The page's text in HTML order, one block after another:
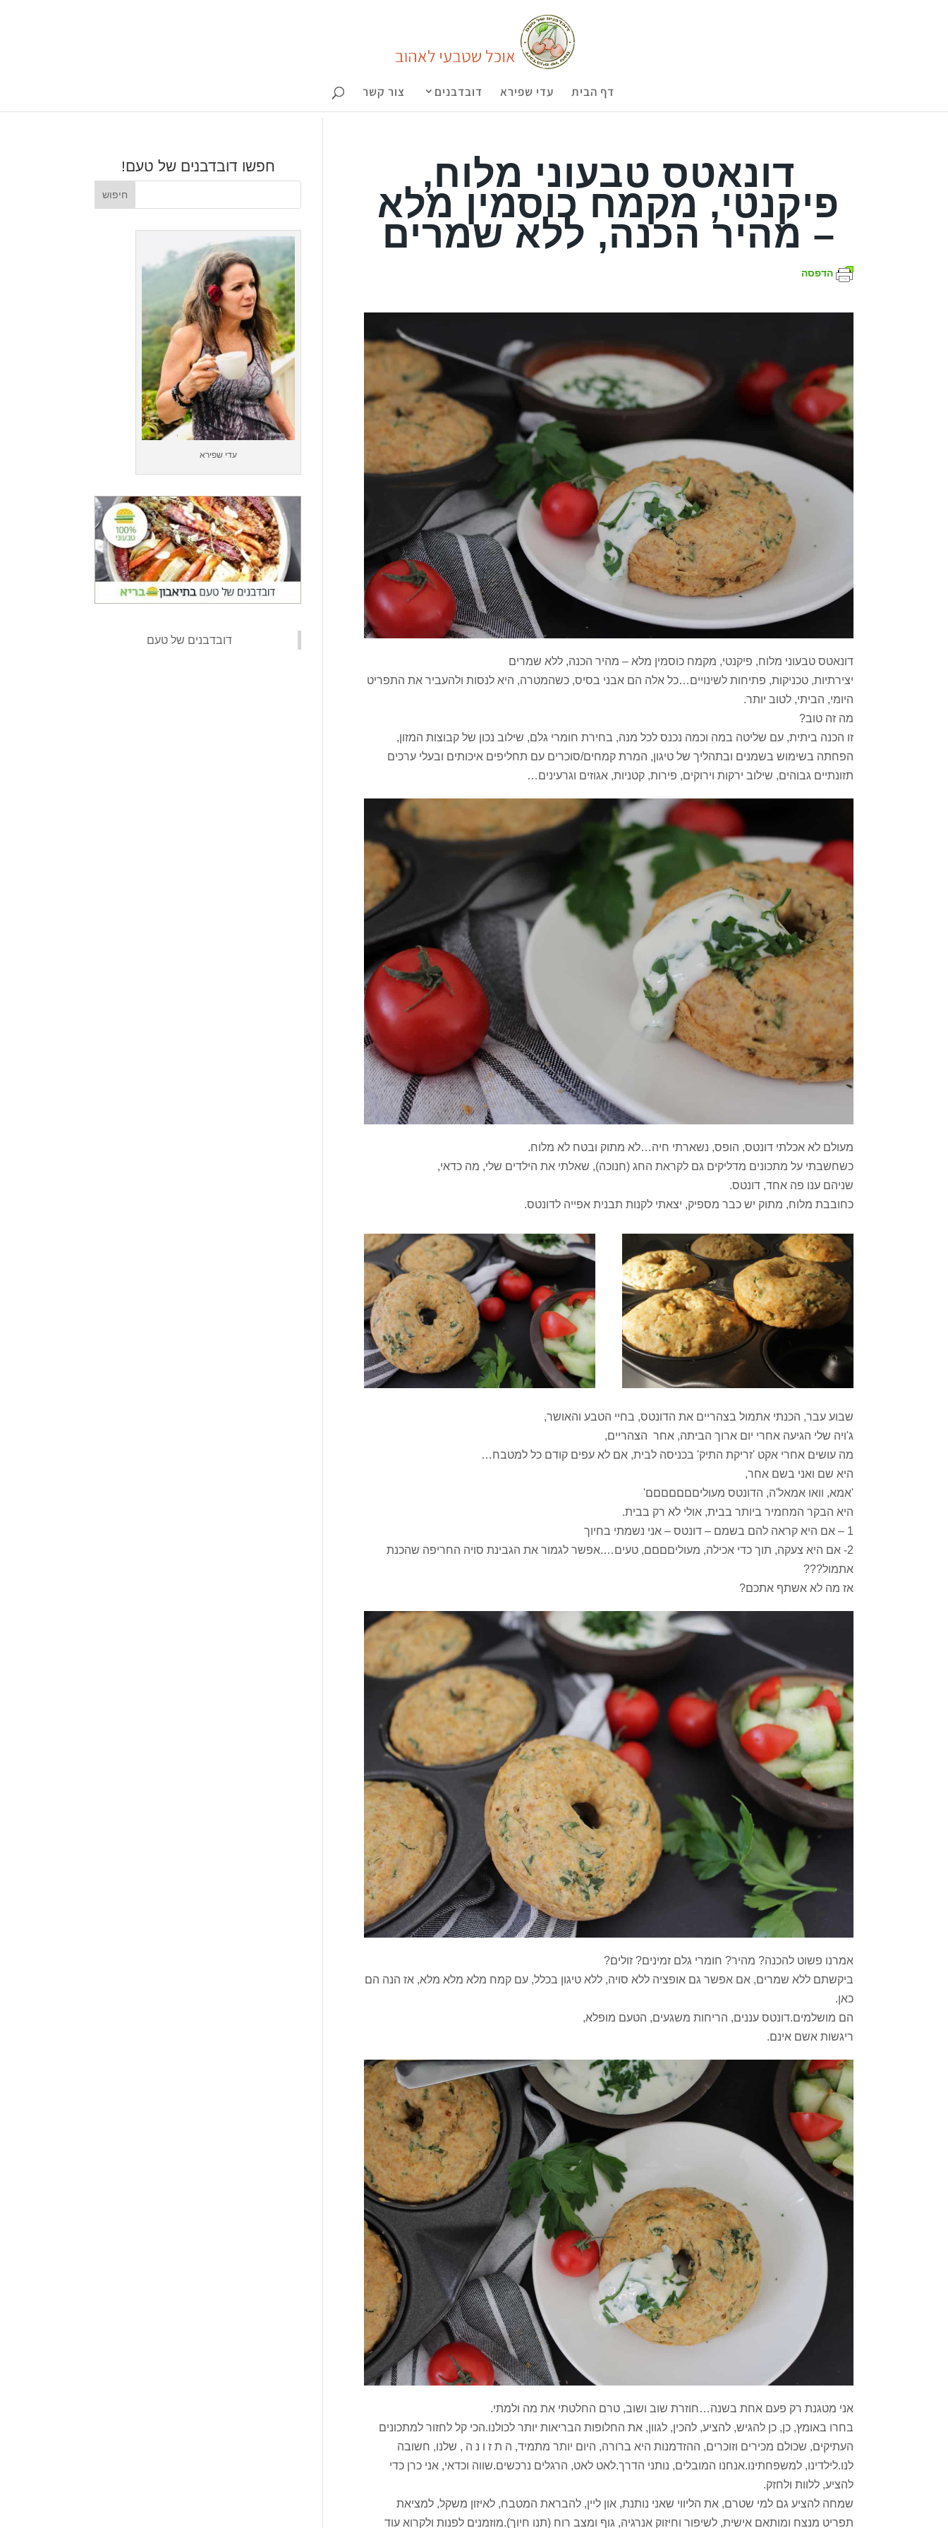
דף הבית עדי שפירא דובדבנים צור קשר
דונאטס טבעוני מלוח,
פיקנטי, מקמח כוסמין מלא
– מהיר הכנה, ללא שמרים
הדפסה
דונאטס טבעוני מלוח, פיקנטי, מקמח כוסמין מלא – מהיר הכנה, ללא שמרים
יצירתיות, טכניקות, פתיחות לשינויים…כל אלה הם אבני בסיס, כשהמטרה, היא לנסות ולהעביר את התפריט
היומי, הביתי, לטוב יותר.
מה זה טוב?
זו הכנה ביתית, עם שליטה במה וכמה נכנס לכל מנה, בחירת חומרי גלם, שילוב נכון של קבוצות המזון,
הפחתה בשימוש בשמנים ובתהליך של טיגון, המרת קמחים/סוכרים עם תחליפים איכותים ובעלי ערכים
תזונתיים גבוהים, שילוב ירקות וירוקים, פירות, קטניות, אגוזים וגרעינים…
מעולם לא אכלתי דונטס, הופס, נשארתי חיה…לא מתוק ובטח לא מלוח.
כשחשבתי על מתכונים מדליקים גם לקראת החג (חנוכה), שאלתי את הילדים שלי, מה כדאי,
שניהם ענו פה אחד, דונטס.
כחובבת מלוח, מתוק יש כבר מספיק, יצאתי לקנות תבנית אפייה לדונטס.
שבוע עבר, הכנתי אתמול בצהריים את הדונטס, בחיי הטבע והאושר,
ג'ויה שלי הגיעה אחרי יום ארוך הביתה, אחר הצהריים,
מה עושים אחרי אקט 'זריקת התיק' בכניסה לבית, אם לא עפים קודם כל למטבח…
היא שם ואני בשם אחר,
'אמא, וואו אמאל'ה, הדונטס מעוליםםםםםםם'
היא הבקר המחמיר ביותר בבית, אולי לא רק בבית.
1 – אם היא קראה להם בשמם – דונטס – אני נשמתי בחיוך
2- אם היא צעקה, תוך כדי אכילה, מעוליםםםם, טעים….אפשר לגמור את הגבינת סויה החריפה שהכנת
אתמול???
אז מה לא אשתף אתכם?
אמרנו פשוט להכנה? מהיר? חומרי גלם זמינים? זולים?
ביקשתם ללא שמרים, אם אפשר גם אופציה ללא סויה, ללא טיגון בכלל, עם קמח מלא מלא מלא, אז הנה הם
כאן.
הם מושלמים.דונטס עננים, הריחות משגעים, הטעם מופלא,
ריגשות אשם אינם.
אני מטגנת רק פעם אחת בשנה…חוזרת שוב ושוב, טרם החלטתי את מה ולמתי.
בחרו באומץ, כן, כן להגיש, להציע, להכין, לגוון, את החלופות הבריאות יותר לכולנו.הכי קל לחזור למתכונים
העתיקים, שכולם מכירים וזוכרים, ההזדמנות היא ברורה, היום יותר מתמיד, ה ת ז ו נ ה , שלנו, חשובה
לנו.לילדינו, למשפחתינו.אנחנו המובלים, נותני הדרך.לאט לאט, הרגלים נרכשים.שווה וכדאי, אני כרן כדי
להציע, ללוות ולחזק.
שמחה להציע גם למי שטרם, את הליווי שאני נותנת, און ליין, להבראת המטבח, לאיזון משקל, למציאת
תפריט מנצח ומותאם אישית, לשיפור וחיזוק אנרגיה, גוף ומצב רוח (תנו חיוך).מוזמנים לפנות ולקרוא עוד
חפשו דובדבנים של טעם!
עדי שפירא
‏דובדבנים של טעם‏